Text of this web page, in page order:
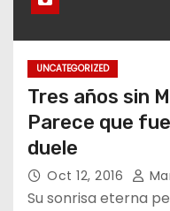
UNCATEGORIZED
Tres años sin
Parece que
duele
Oct 12, 2016
Su sonrisa eterna